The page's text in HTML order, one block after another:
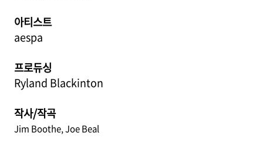
아티스트
aespa
프로듀싱
Ryland Blackinton
작사/작곡
Jim Boothe, Joe Beal